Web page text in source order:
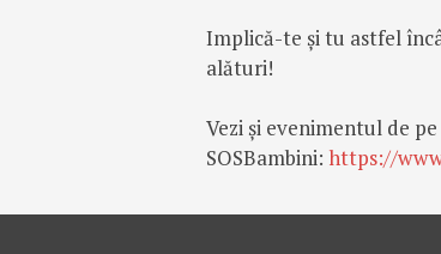
Implică-te și tu astfel
alături!
Vezi și evenimentul de
SOSBambini: https://